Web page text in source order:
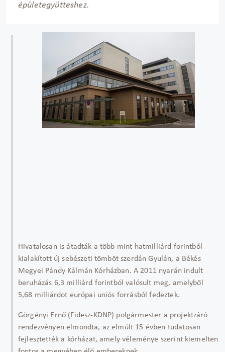
épületegyütteshez.
Hivatalosan is átadták a több mint hatmilliárd forintból
kialakított új sebészeti tömböt szerdán Gyulán, a Békés
Megyei Pándy Kálmán Kórházban. A 2011 nyarán indult
beruházás 6,3 milliárd forintból valósult meg, amelyből
5,68 milliárdot európai uniós forrásból fedeztek.
Görgényi Ernő (Fidesz-KDNP) polgármester a projektzáró
rendezvényen elmondta, az elmúlt 15 évben tudatosan
fejlesztették a kórházat, amely véleménye szerint kiemelten